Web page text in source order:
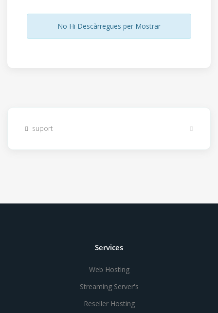
No Hi Descàrregues per Mostrar
suport
Services
Web Hosting
Streaming Server's
Reseller Hosting